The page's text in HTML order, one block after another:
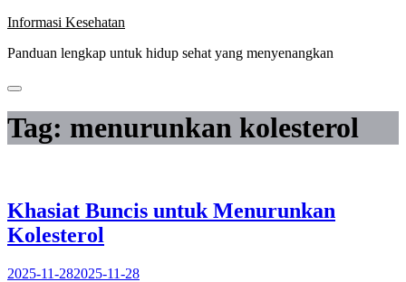
Skip
content
Informasi Kesehatan
Panduan lengkap untuk hidup sehat yang menyenangkan
Tag: menurunkan kolesterol
Khasiat Buncis untuk Menurunkan
Kolesterol
2025-11-282025-11-28